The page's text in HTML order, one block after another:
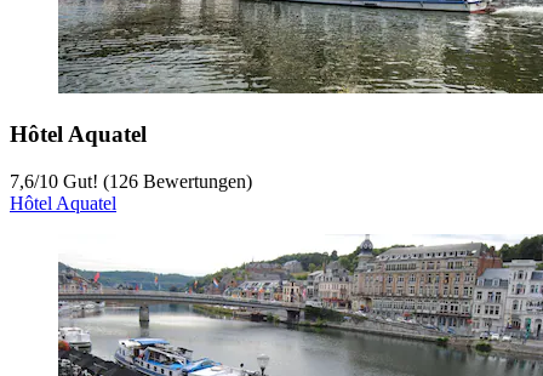
Hôtel Aquatel
7,6/10 Gut! (126 Bewertungen)
Hôtel Aquatel